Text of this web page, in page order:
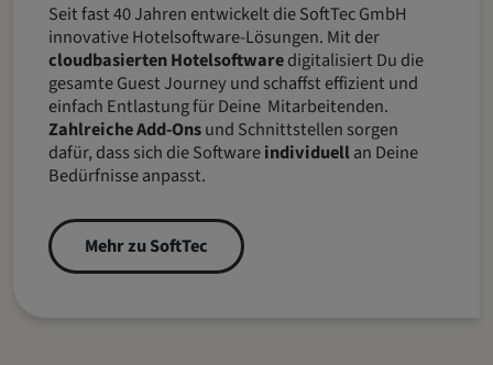
Seit fast 40 Jahren entwickelt die SoftTec GmbH
innovative Hotelsoftware-Lösungen. Mit der
cloudbasierten Hotelsoftwaredigitalisiert Du die
gesamte Guest Journey und schaffst effizient und
einfach Entlastung für Deine Mitarbeitenden.
Zahlreiche Add-Onsund Schnittstellen sorgen
dafür, dass sich die Softwareindividuellan Deine
Bedürfnisse anpasst.
Mehr zu SoftTec